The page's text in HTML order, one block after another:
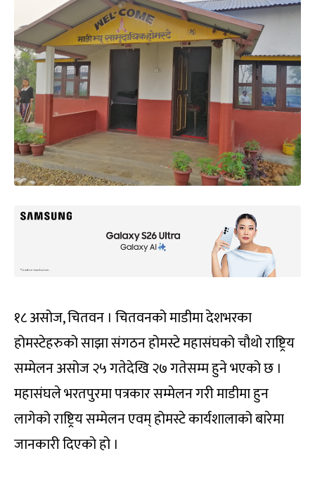
१८ असोज, चितवन । चितवनको माडीमा देशभरका
होमस्टेहरुको साझा संगठन होमस्टे महासंघको चौथो राष्ट्रिय
सम्मेलन असोज २५ गतेदेखि २७ गतेसम्म हुने भएको छ ।
महासंघले भरतपुरमा पत्रकार सम्मेलन गरी माडीमा हुन
लागेको राष्ट्रिय सम्मेलन एवम् होमस्टे कार्यशालाको बारेमा
जानकारी दिएको हो ।